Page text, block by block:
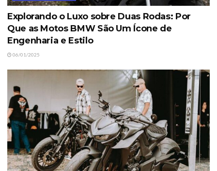
Explorando o Luxo sobre Duas Rodas: Por
Que as Motos BMW São Um Ícone de
Engenharia e Estilo
06/01/2025